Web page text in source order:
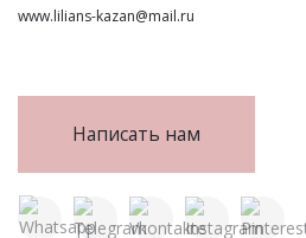
www.lilians-kazan@mail.ru
Написать нам